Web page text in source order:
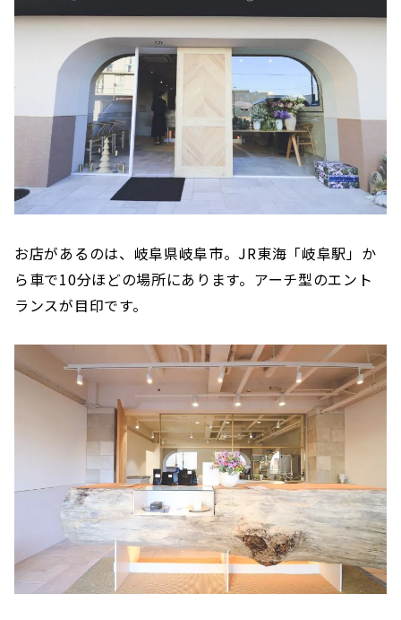
お店があるのは、岐阜県岐阜市。JR東海「岐阜駅」か
ら車で10分ほどの場所にあります。アーチ型のエント
ランスが目印です。